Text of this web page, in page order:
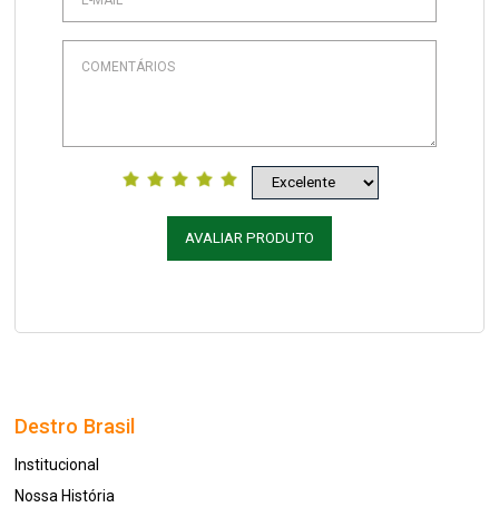
AVALIAR PRODUTO
Destro Brasil
Institucional
Nossa História